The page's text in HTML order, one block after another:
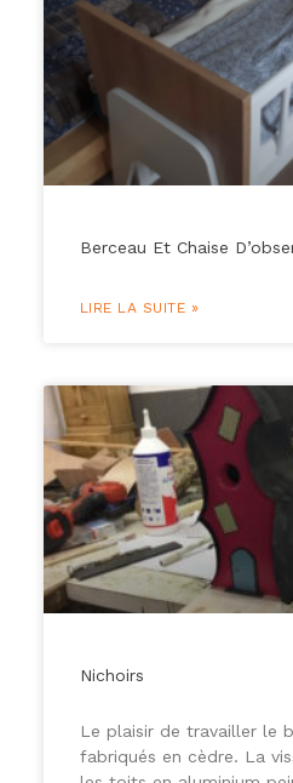
Berceau Et Chaise
LIRE LA SUITE »
Nichoirs
Le plaisir de travailler le
fabriqués en cèdre. La